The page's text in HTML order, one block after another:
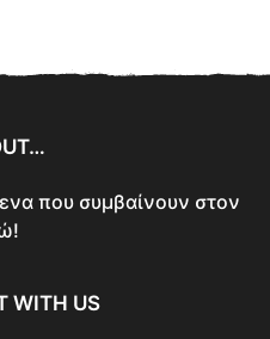
που συμβαίνουν στον
WITH US